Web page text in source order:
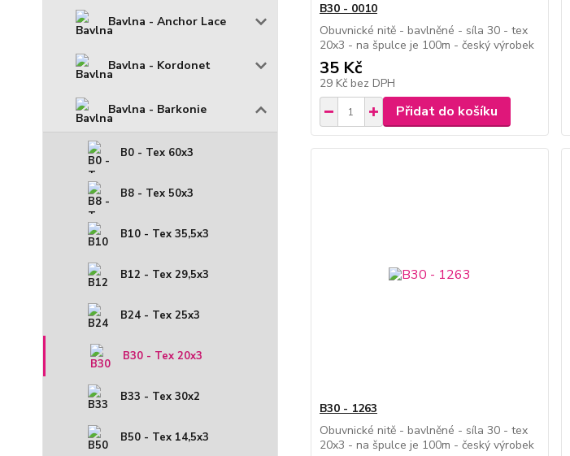
Bavlna - Anchor Lace
Bavlna - Kordonet
Bavlna - Barkonie
B0 - Tex 60x3
B8 - Tex 50x3
B10 - Tex 35,5x3
B12 - Tex 29,5x3
B24 - Tex 25x3
B30 - Tex 20x3
B33 - Tex 30x2
B50 - Tex 14,5x3
B30 - 0010
Obuvnické nitě - bavlněné - síla 30 - tex
20x3 - na špulce je 100m - český výrobek
35 Kč
29 Kč bez DPH
Přidat do košíku
B30 - 1263
Obuvnické nitě - bavlněné - síla 30 - tex
20x3 - na špulce je 100m - český výrobek